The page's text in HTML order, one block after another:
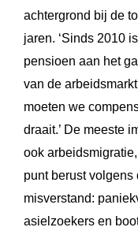
achtergrond bij de
jaren. ‘Sinds 2010
pensioen aan het
van de
moeten we
draait.’ De meeste
ook
punt berust volgens
misverstand:
asielzoekers en